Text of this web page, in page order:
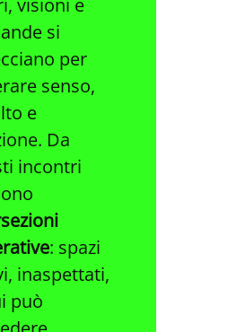
si
per
senso,
e
Da
incontri
: spazi
inaspettati,
può